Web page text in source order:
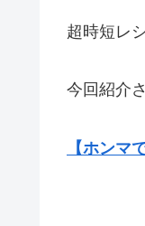
超時短レ
今回紹介
【ホンマ